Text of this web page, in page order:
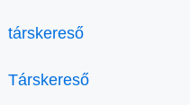
társkereső
Társkereső